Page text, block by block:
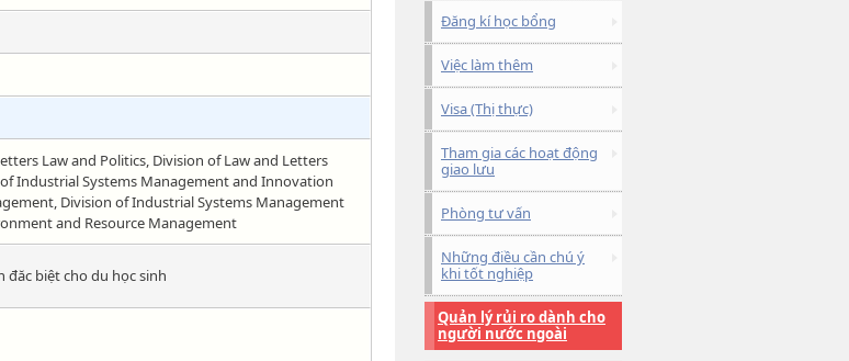
Law and Politics, Division of Law and Letters
Industrial Systems Management and Innovation
Division of Industrial Systems Management
and Resource Management
đăc biệt cho du học sinh
Đăng kí học bổng
Việc làm thêm
Visa (Thị thực)
Tham gia các hoạt động
giao lưu
Phòng tư vấn
Những điều cần chú ý
khi tốt nghiệp
Quản lý rủi ro dành cho
người nước ngoài